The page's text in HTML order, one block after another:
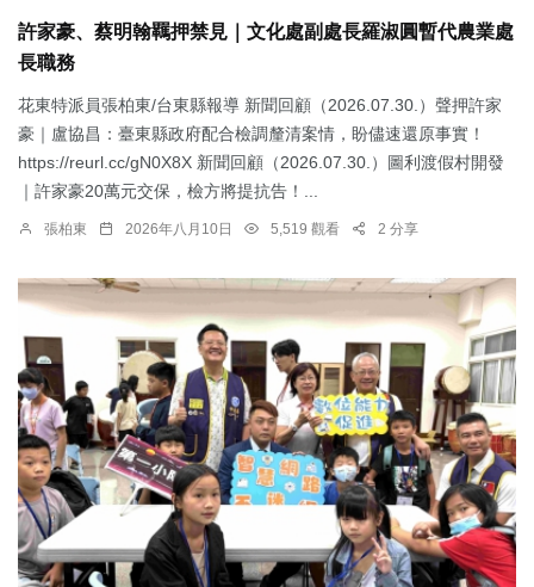
許家豪、蔡明翰羈押禁見｜文化處副處長羅淑圓暫代農業處
長職務
花東特派員張柏東/台東縣報導 新聞回顧（2026.07.30.）聲押許家
豪｜盧協昌：臺東縣政府配合檢調釐清案情，盼儘速還原事實！
https://reurl.cc/gN0X8X 新聞回顧（2026.07.30.）圖利渡假村開發
｜許家豪20萬元交保，檢方將提抗告！...
張柏東 2026年八月10日 5,519 觀看 2 分享